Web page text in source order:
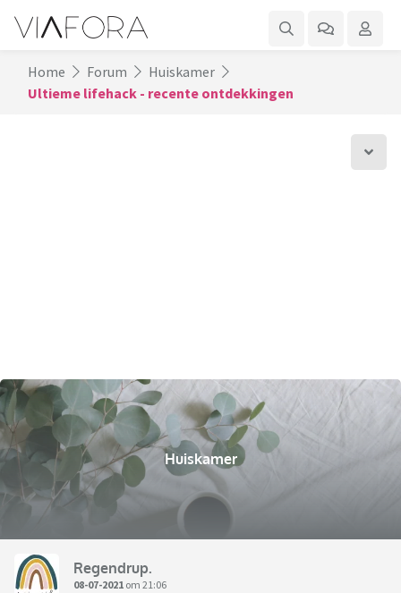
Home Forum
Huiskamer
Ultieme lifehack - recente ontdekkingen
Huiskamer
Regendrup.
08-07-2021 om 21:06